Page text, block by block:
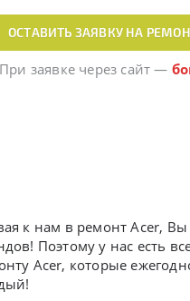
ОСТАВИТЬ ЗАЯВКУ НА
При заявке через сайт —
к нам в ремонт Acer,
Поэтому у нас есть
Acer, которые